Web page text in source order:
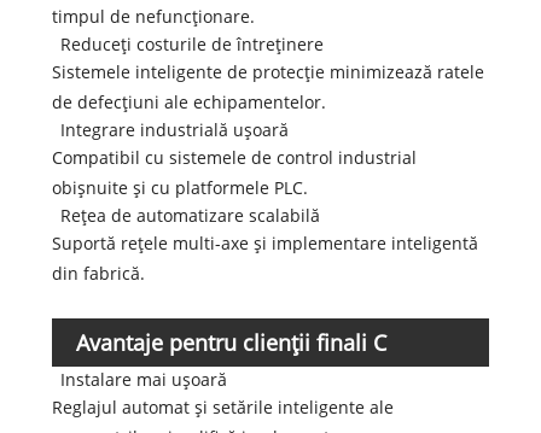
timpul de nefuncționare.
Reduceți costurile de întreținere
Sistemele inteligente de protecție minimizează ratele
de defecțiuni ale echipamentelor.
Integrare industrială ușoară
Compatibil cu sistemele de control industrial
obișnuite și cu platformele PLC.
Rețea de automatizare scalabilă
Suportă rețele multi-axe și implementare inteligentă
din fabrică.
Avantaje pentru clienții finali C
Instalare mai ușoară
Reglajul automat și setările inteligente ale